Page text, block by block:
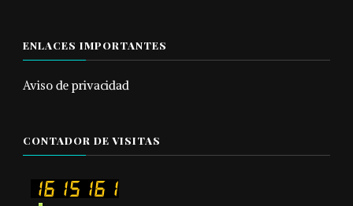
ENLACES IMPORTANTES
Aviso de privacidad
CONTADOR DE VISITAS